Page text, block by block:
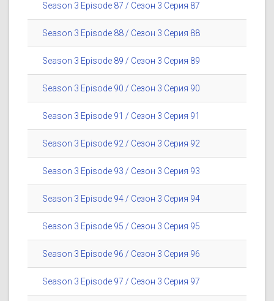
Season 3 Episode 87 / Сезон 3 Серия 87
Season 3 Episode 88 / Сезон 3 Серия 88
Season 3 Episode 89 / Сезон 3 Серия 89
Season 3 Episode 90 / Сезон 3 Серия 90
Season 3 Episode 91 / Сезон 3 Серия 91
Season 3 Episode 92 / Сезон 3 Серия 92
Season 3 Episode 93 / Сезон 3 Серия 93
Season 3 Episode 94 / Сезон 3 Серия 94
Season 3 Episode 95 / Сезон 3 Серия 95
Season 3 Episode 96 / Сезон 3 Серия 96
Season 3 Episode 97 / Сезон 3 Серия 97